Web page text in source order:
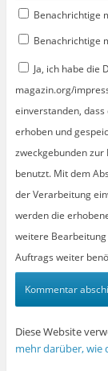
Benachrichtige
Benachrichtige
Ja, ich habe die
magazin.org/
einverstanden,
erhoben und
zweckgebunden
benutzt. Mit dem
der Verarbeitung
werden die
weitere
Auftrags weiter
Diese Website
mehr darüber, wie